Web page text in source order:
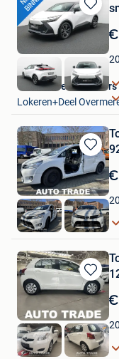
dans
Mes
Favoris
€
Van Mossel Used
Lokeren+Deel
dans
Mes
Favoris
Autotrade
Hasselt
dans
Mes
Favoris
€
Autotrade
Hasselt